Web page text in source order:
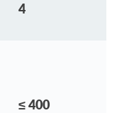
4
≤ 400